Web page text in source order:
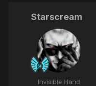
Starscream
Invisible Hand